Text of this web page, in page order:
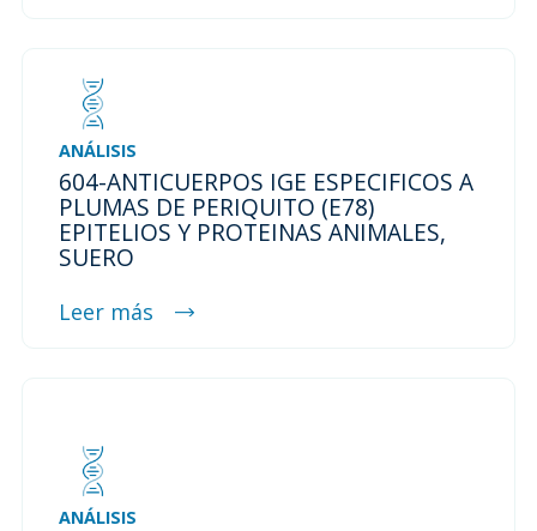
ANÁLISIS
604-ANTICUERPOS IGE ESPECIFICOS A
PLUMAS DE PERIQUITO (E78)
EPITELIOS Y PROTEINAS ANIMALES,
SUERO
Leer más
ANÁLISIS